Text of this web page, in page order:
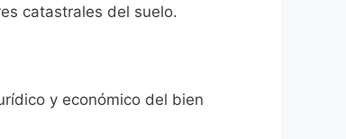
catastrales del suelo.
y económico del bien